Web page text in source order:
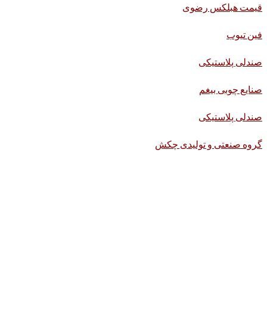
قیمت هبلکس رضوی
فین تیوب
صندلی پلاستیکی
صنایع چوبی بیغم
صندلی پلاستیکی
گروه صنعتی و تولیدی چکش